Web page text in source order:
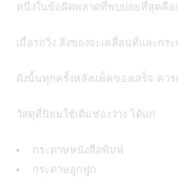
หนึ่งในข้อผิดพลาดที่พบบ่อยที่สุดคือ
เมื่อรถวิ่ง สิ่งของจะเคลื่อนที่และกร
ดังนั้นทุกครั้งหลังแพ็คของเสร็จ คว
วัสดุที่นิยมใช้เติมช่องว่าง ได้แก่
กระดาษหนังสือพิมพ์
กระดาษลูกฟูก